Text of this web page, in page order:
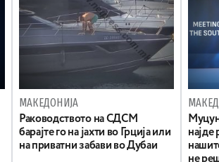
МАКЕДОНИЈА
Раководството на СДСМ
барајте го на јахти во Грција или
на приватни забави во Дубаи
најде
не